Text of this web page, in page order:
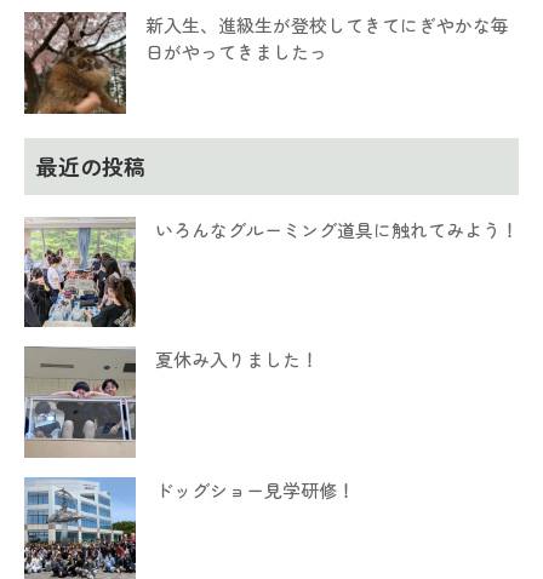
新入生、進級生が登校してきてにぎやかな毎
日がやってきましたっ
最近の投稿
いろんなグルーミング道具に触れてみよう！
夏休み入りました！
ドッグショー見学研修！